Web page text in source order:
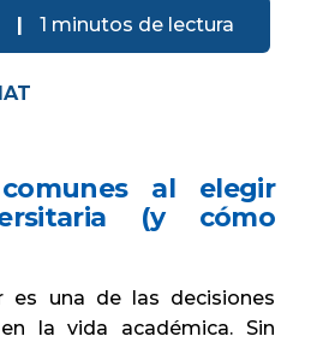
1 minutos de lectura
al elegir
(y cómo
es una de las decisiones
la vida académica. Sin